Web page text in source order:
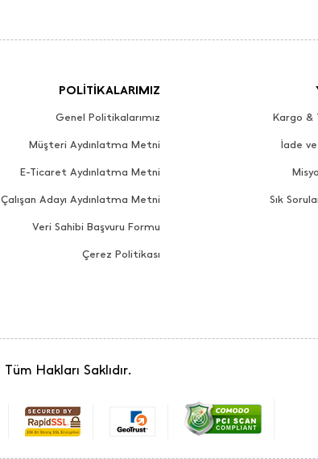
POLİTİKALARIMIZ
Genel Politikalarımız
Müşteri Aydınlatma Metni
E-Ticaret Aydınlatma Metni
Çalışan Adayı Aydınlatma Metni
Veri Sahibi Başvuru Formu
Çerez Politikası
Kargo &
İade
Sık
Tüm Hakları Saklıdır.